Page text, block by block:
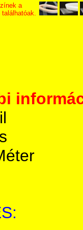
a
találhatóak.